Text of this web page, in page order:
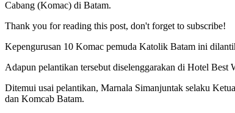
Cabang (Komac) di Batam.
Thank you for reading this post, don't forget to subscribe!
Kepengurusan 10 Komac pemuda Katolik Batam ini
Adapun pelantikan tersebut diselenggarakan di Hotel
Ditemui usai pelantikan, Marnala Simanjuntak selaku
dan Komcab Batam.